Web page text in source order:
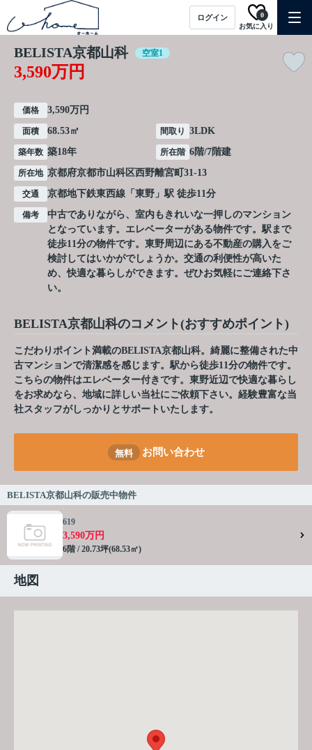
ログイン
お気に入り
0
BELISTA京都山科 空室1
3,590万円
価格 3,590万円
面積 68.53㎡ 間取り 3LDK
築年数 築18年 所在階 6階/7階建
所在地 京都府京都市山科区西野離宮町 31-13
交通 京都地下鉄東西線 「 東野 」駅 徒歩11分
備考
中古でありながら、室内もきれいな一押しのマンション
となっています。エレベーターがある物件です。駅まで
徒歩11分の物件です。東野周辺にある不動産の購入をご
検討してはいかがでしょうか。交通の利便性が高いた
め、快適な暮らしができます。ぜひお気軽にご連絡下さ
い。
BELISTA京都山科のコメント(おすすめポイント)
こだわりポイント満載のBELISTA京都山科。綺麗に整備された中
古マンションで清潔感を感じます。駅から徒歩11分の物件です。
こちらの物件はエレベーター付きです。東野近辺で快適な暮らし
をお求めなら、地域に詳しい当社にご依頼下さい。経験豊富な当
社スタッフがしっかりとサポートいたします。
無料 お問い合わせ
BELISTA京都山科の販売中物件
619
3,590万円
6階 / 20.73坪(68.53㎡)
地図